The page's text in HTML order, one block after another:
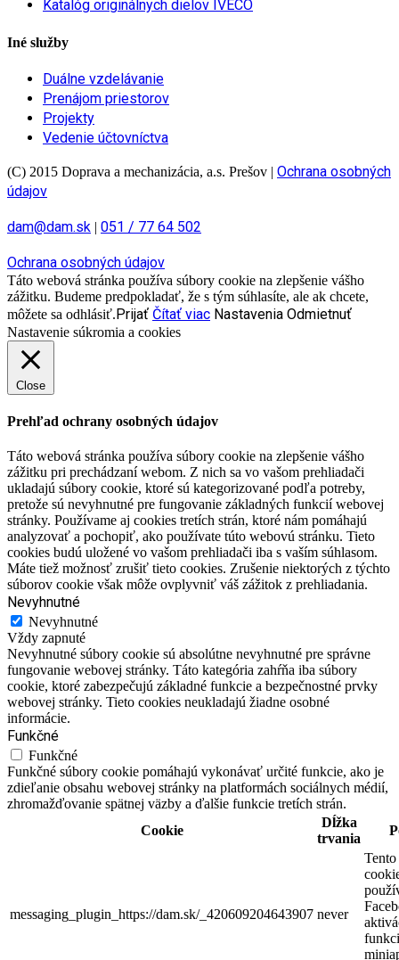
Katalóg originálnych dielov IVECO
Iné služby
Duálne vzdelávanie
Prenájom priestorov
Projekty
Vedenie účtovníctva
(C) 2015 Doprava a mechanizácia, a.s. Prešov | Ochrana osobných
údajov
dam@dam.sk | 051 / 77 64 502
Ochrana osobných údajov
Táto webová stránka používa súbory cookie na zlepšenie vášho
zážitku. Budeme predpokladať, že s tým súhlasíte, ale ak chcete,
môžete sa odhlásiť.Prijať Čítať viac Nastavenia Odmietnuť
Nastavenie súkromia a cookies
Close
Prehľad ochrany osobných údajov
Táto webová stránka používa súbory cookie na zlepšenie vášho
zážitku pri prechádzaní webom. Z nich sa vo vašom prehliadači
ukladajú súbory cookie, ktoré sú kategorizované podľa potreby,
pretože sú nevyhnutné pre fungovanie základných funkcií webovej
stránky. Používame aj cookies tretích strán, ktoré nám pomáhajú
analyzovať a pochopiť, ako používate túto webovú stránku. Tieto
cookies budú uložené vo vašom prehliadači iba s vaším súhlasom.
Máte tiež možnosť zrušiť tieto cookies. Zrušenie niektorých z týchto
súborov cookie však môže ovplyvniť váš zážitok z prehliadania.
Nevyhnutné
Nevyhnutné
Vždy zapnuté
Nevyhnutné súbory cookie sú absolútne nevyhnutné pre správne
fungovanie webovej stránky. Táto kategória zahŕňa iba súbory
cookie, ktoré zabezpečujú základné funkcie a bezpečnostné prvky
webovej stránky. Tieto cookies neukladajú žiadne osobné
informácie.
Funkčné
Funkčné
Funkčné súbory cookie pomáhajú vykonávať určité funkcie, ako je
zdieľanie obsahu webovej stránky na platformách sociálnych médií,
zhromažďovanie spätnej väzby a ďalšie funkcie tretích strán.
Cookie
Dĺžka
trvania
messaging_plugin_https://dam.sk/_420609204643907 never